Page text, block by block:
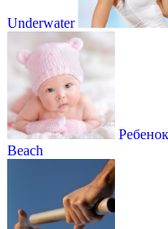
Underwater
Beach